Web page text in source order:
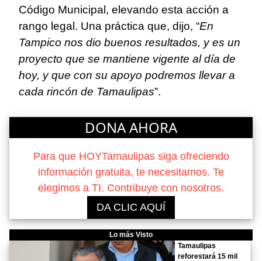
Código Municipal, elevando esta acción a
rango legal. Una práctica que, dijo, “En
Tampico nos dio buenos resultados, y es un
proyecto que se mantiene vigente al día de
hoy, y que con su apoyo podremos llevar a
cada rincón de Tamaulipas”.
DONA AHORA
Para que HOYTamaulipas siga ofreciendo
información gratuita, te necesitamos. Te
elegimos a TI. Contribuye con nosotros.
DA CLIC AQUÍ
Lo más Visto
Tamaulipas
reforestará 15 mil